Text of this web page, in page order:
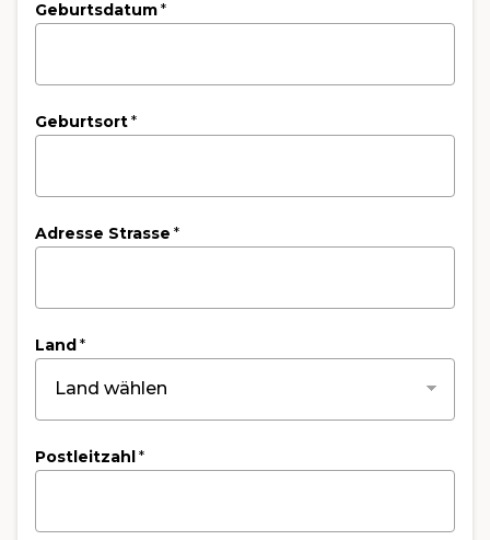
Geburtsdatum*
Geburtsort*
Adresse Strasse *
Land*
Postleitzahl*